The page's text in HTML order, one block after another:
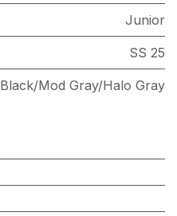
Junior
SS 25
Black/Mod Gray/Halo Gray